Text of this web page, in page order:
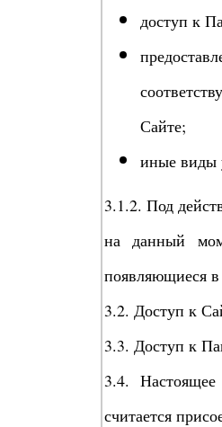
доступ к
Сайте;
иные виды
3.1.2. Под
на данный
появляющиеся
3.2. Доступ к
3.3. Доступ к
3.4.
считается